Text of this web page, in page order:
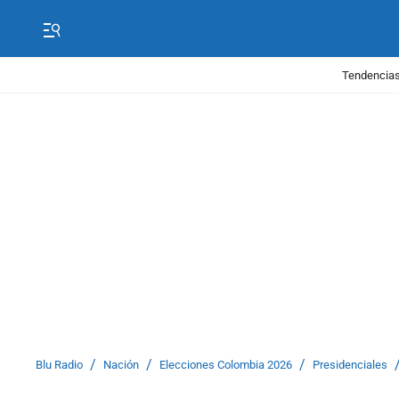
Blu Radio / Nación / Elecciones Colombia 2026 / Presidenciales